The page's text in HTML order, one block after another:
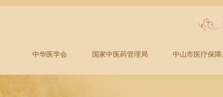
中华医学会 国家中医药管理局 中山市医疗保障